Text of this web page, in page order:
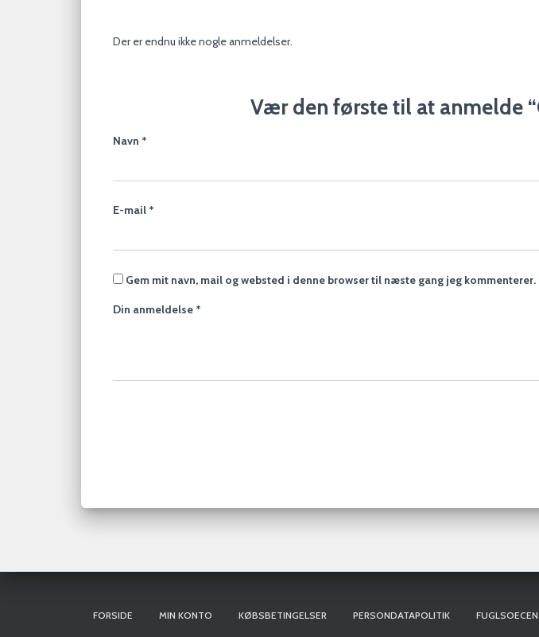
Der er endnu ikke nogle anmeldelser.
Vær den første til at anmelde
Navn *
E-mail *
Gem mit navn, mail og websted i denne browser til næste gang jeg kommenterer.
Din anmeldelse *
FORSIDE MIN KONTO KØBSBETINGELSER PERSONDATAPOLITIK